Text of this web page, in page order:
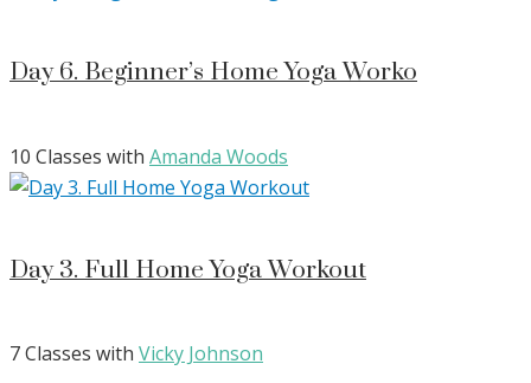
Day 6. Beginner’s Home Yoga Worko
10 Classes with Amanda Woods
Day 3. Full Home Yoga Workout
7 Classes with Vicky Johnson